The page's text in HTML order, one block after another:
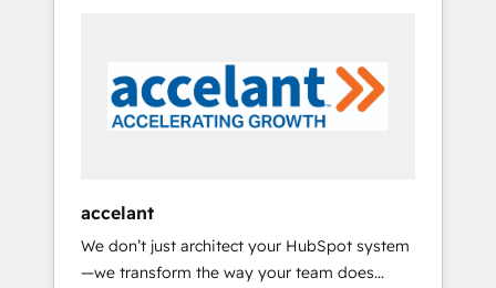
our in-house "HubScrub" Tool.
5 partners worldwide, and with over 15 years
in the ecosystem, Huble has built a track
record that speaks for itself. One company,
Singapore, and South Africa. Certified
compliant with ISO/IEC 27001:2022 and ISO
9001:2015 across all seven international
accelant
We don’t just architect your HubSpot system
—we transform the way your team does